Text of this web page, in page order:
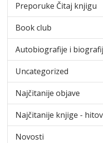
Preporuke Čitaj knjigu
Book club
Autobiografije i
Uncategorized
Najčitanije objave
Najčitanije knjige -
Novosti